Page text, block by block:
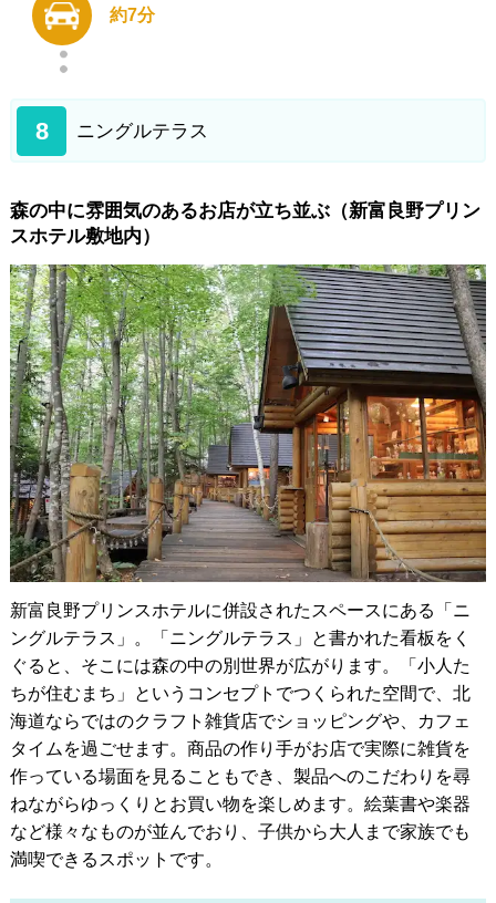
約7分
8 ニングルテラス
森の中に雰囲気のあるお店が立ち並ぶ（新富良野プリン
スホテル敷地内）
新富良野プリンスホテルに併設されたスペースにある「ニ
ングルテラス」。「ニングルテラス」と書かれた看板をく
ぐると、そこには森の中の別世界が広がります。「小人た
ちが住むまち」というコンセプトでつくられた空間で、北
海道ならではのクラフト雑貨店でショッピングや、カフェ
タイムを過ごせます。商品の作り手がお店で実際に雑貨を
作っている場面を見ることもでき、製品へのこだわりを尋
ねながらゆっくりとお買い物を楽しめます。絵葉書や楽器
など様々なものが並んでおり、子供から大人まで家族でも
満喫できるスポットです。